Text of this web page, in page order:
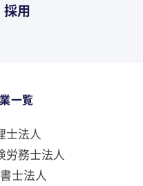
採用
一覧
士法人
労務士法人
士法人